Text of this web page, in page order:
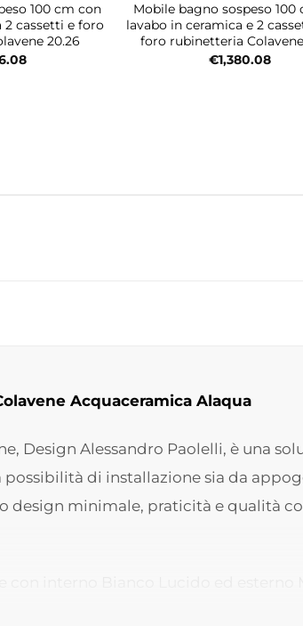
100 cm con
2 cassetti e foro
20.26
Mobile bagno sospeso 100
lavabo in ceramica e 2
foro rubinetteria
€1,380.08
Acquaceramica Alaqua
Design Alessandro Paolelli, è una
di installazione sia da
design minimale, praticità e qualità